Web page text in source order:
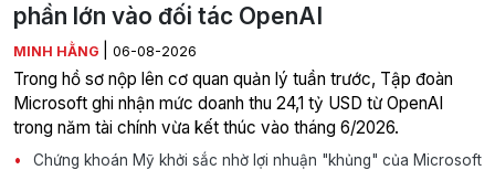
phần lớn vào đối tác OpenAI
MINH HẰNG 06-08-2026
Trong hồ sơ nộp lên cơ quan quản lý tuần trước, Tập đoàn
Microsoft ghi nhận mức doanh thu 24,1 tỷ USD từ OpenAI
trong năm tài chính vừa kết thúc vào tháng 6/2026.
Chứng khoán Mỹ khởi sắc nhờ lợi nhuận "khủng" của Microsoft